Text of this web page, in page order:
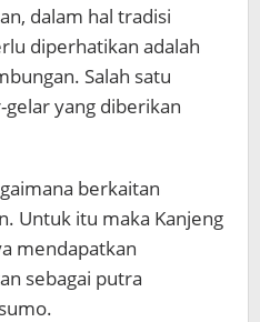
dalam hal tradisi
diperhatikan adalah
Salah satu
yang diberikan
berkaitan
Untuk itu maka Kanjeng
mendapatkan
sebagai putra